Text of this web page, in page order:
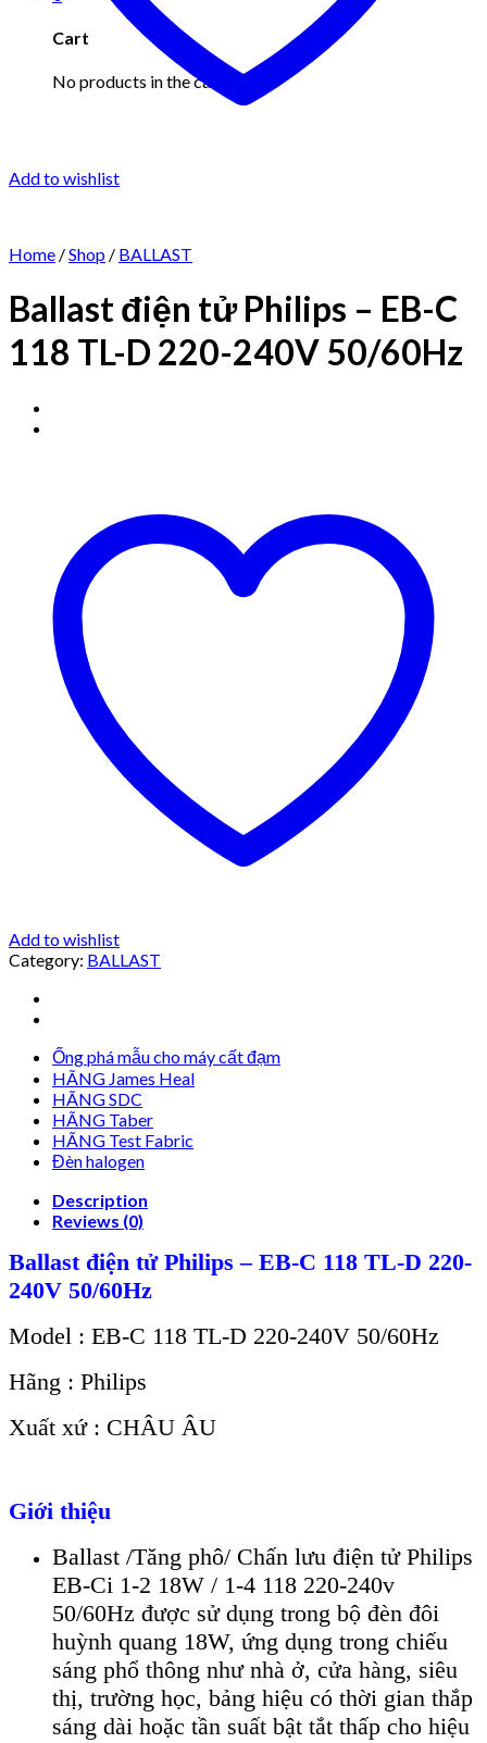
Cart
No products in the cart.
Add to wishlist
Home /Shop / BALLAST
Ballast điện tử Philips – EB-C
118 TL-D 220-240V 50/60Hz
Add to wishlist
Category: BALLAST
Ống phá mẫu cho máy cất đạm
HÃNG James Heal
HÃNG SDC
HÃNG Taber
HÃNG Test Fabric
Đèn halogen
Description
Reviews (0)
Ballast điện tử Philips – EB-C 118 TL-D 220-
240V 50/60Hz
Model : EB-C 118 TL-D 220-240V 50/60Hz
Hãng : Philips
Xuất xứ : CHÂU ÂU
Giới thiệu
Ballast /Tăng phô/ Chấn lưu điện tử Philips
EB-Ci 1-2 18W / 1-4 118 220-240v
50/60Hz được sử dụng trong bộ đèn đôi
huỳnh quang 18W, ứng dụng trong chiếu
sáng phổ thông như nhà ở, cửa hàng, siêu
thị, trường học, bảng hiệu có thời gian thắp
sáng dài hoặc tần suất bật tắt thấp cho hiệu